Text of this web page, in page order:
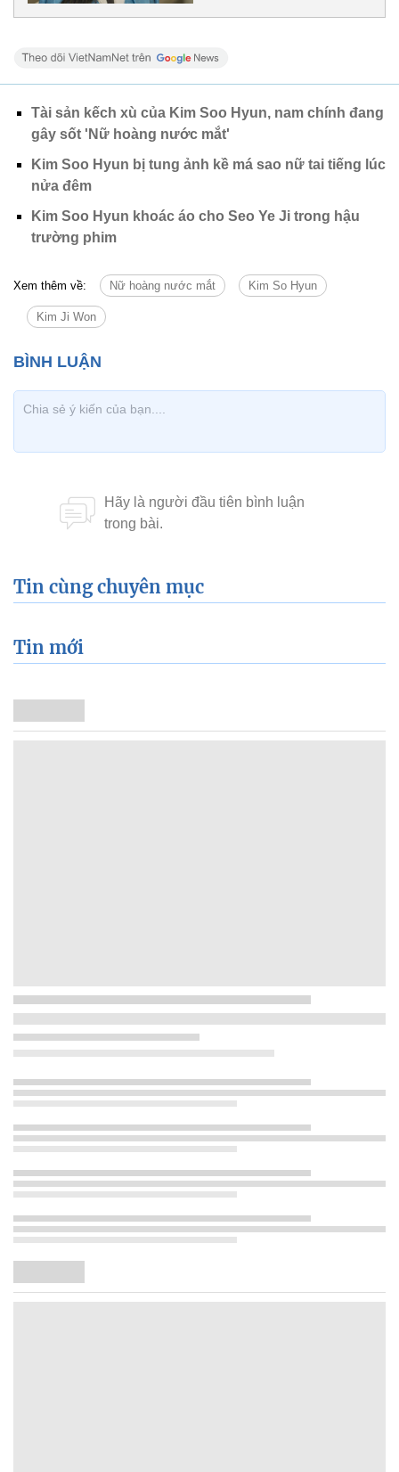
Tài sản kếch xù của Kim Soo Hyun, nam chính đang
gây sốt 'Nữ hoàng nước mắt'
Kim Soo Hyun bị tung ảnh kề má sao nữ tai tiếng lúc
nửa đêm
Kim Soo Hyun khoác áo cho Seo Ye Ji trong hậu
trường phim
Xem thêm về: Nữ hoàng nước mắt Kim So Hyun
Kim Ji Won
Tin cùng chuyên mục
Tin mới